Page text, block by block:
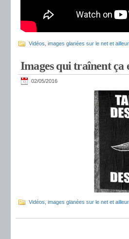
Vidéos, images glanées sur le net et
Images qui traînent
02/05/2016
Vidéos, images glanées sur le net et